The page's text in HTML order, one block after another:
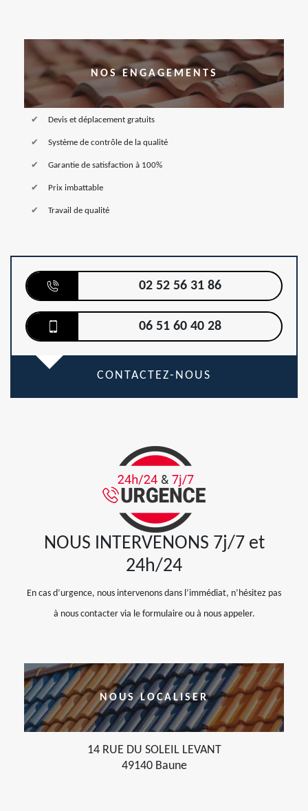
NOS ENGAGEMENTS
Devis et déplacement gratuits
Système de contrôle de la qualité
Garantie de satisfaction à 100%
Prix imbattable
Travail de qualité
02 52 56 31 86
06 51 60 40 28
CONTACTEZ-NOUS
NOUS INTERVENONS 7j/7 et
24h/24
En cas d’urgence, nous intervenons dans l’immédiat, n’hésitez pas
à nous contacter via le formulaire ou à nous appeler.
NOUS LOCALISER
14 RUE DU SOLEIL LEVANT
49140 Baune